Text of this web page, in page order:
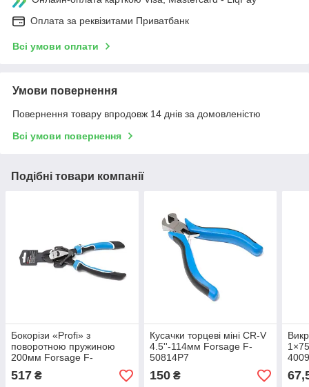
Оплата за реквізитами Приватбанк
Всі умови оплати
Умови повернення
Повернення товару впродовж 14 днів за домовленістю
Всі умови повернення
Подібні товари компанії
Бокорізи «Profi» з
поворотною пружиною
200мм Forsage F-
612200(New Profi)
517 ₴
Кусачки торцеві міні CR-V
4.5''-114мм Forsage F-
50814P7
150₴